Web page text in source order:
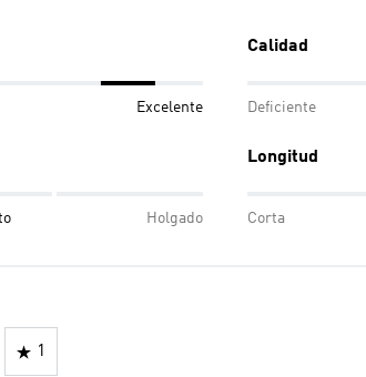
Excelente
Calidad
Deficiente
Holgado
Longitud
Corta
1